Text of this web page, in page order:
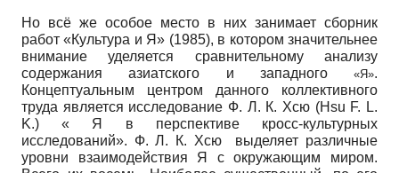
Но всё же особое место в них занимает сборник
работ «Культура и Я» (1985), в котором значительнее
внимание уделяется сравнительному анализу
содержания азиатского и западного «Я».
Концептуальным центром данного коллективного
труда является исследование Ф. Л. К. Хсю (Hsu F. L.
K.) « Я в перспективе кросс-культурных
исследований». Ф. Л. К. Хсю выделяет различные
уровни взаимодействия Я с окружающим миром.